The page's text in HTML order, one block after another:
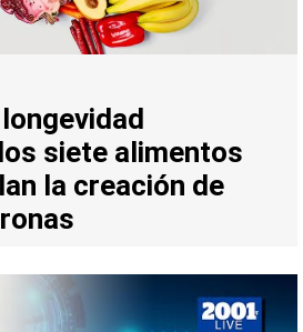
siete alimentos
la creación de